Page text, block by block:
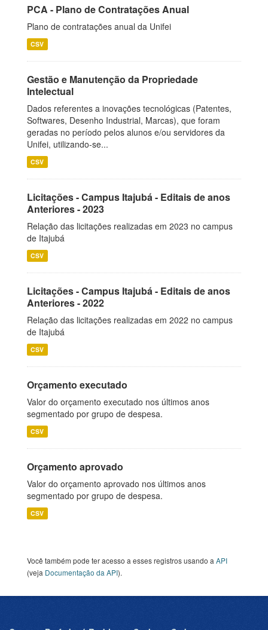
PCA - Plano de Contratações Anual
Plano de contratações anual da Unifei
CSV
Gestão e Manutenção da Propriedade
Intelectual
Dados referentes a inovações tecnológicas (Patentes,
Softwares, Desenho Industrial, Marcas), que foram
geradas no período pelos alunos e/ou servidores da
Unifei, utilizando-se...
CSV
Licitações - Campus Itajubá - Editais de anos
Anteriores - 2023
Relação das licitações realizadas em 2023 no campus
de Itajubá
CSV
Licitações - Campus Itajubá - Editais de anos
Anteriores - 2022
Relação das licitações realizadas em 2022 no campus
de Itajubá
CSV
Orçamento executado
Valor do orçamento executado nos últimos anos
segmentado por grupo de despesa.
CSV
Orçamento aprovado
Valor do orçamento aprovado nos últimos anos
segmentado por grupo de despesa.
CSV
Você também pode ter acesso a esses registros usando a API
(veja Documentação da API).